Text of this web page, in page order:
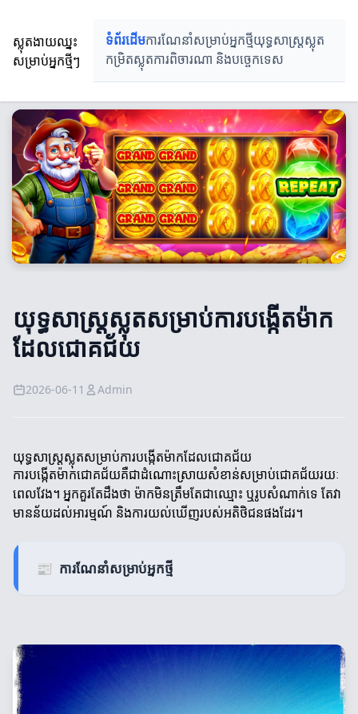
ស្លុតងាយឈ្នះ
សម្រាប់អ្នកថ្មីៗ
ទំព័រដើមការណែនាំសម្រាប់អ្នកថ្មីយុទ្ធសាស្ត្រស្លុត
កម្រិតស្លុតការពិចារណា និងបច្ចេកទេស
យុទ្ធសាស្ត្រស្លុតសម្រាប់ការបង្កើតម៉ាក
ដែលជោគជ័យ
2026-06-11 Admin
យុទ្ធសាស្ត្រស្លុតសម្រាប់ការបង្កើតម៉ាកដែលជោគជ័យ
ការបង្កើតម៉ាកជោគជ័យគឺជាដំណោះស្រាយសំខាន់សម្រាប់ជោគជ័យរយៈ
ពេលវែង។ អ្នកគួរតែដឹងថា ម៉ាកមិនត្រឹមតែជាឈ្មោះ ឬរូបសំណាក់ទេ តែវា
មានន័យដល់អារម្មណ៍ និងការយល់ឃើញរបស់អតិថិជនផងដែរ។
📰 ការណែនាំសម្រាប់អ្នកថ្មី